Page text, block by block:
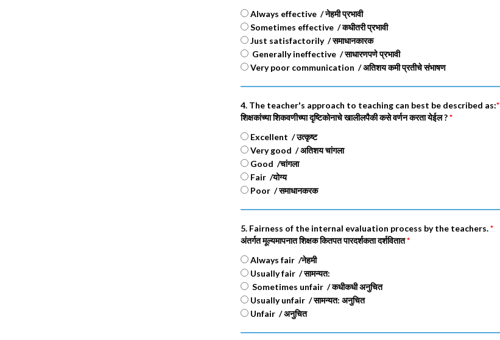
Always effective / नेहमी प्रभावी
Sometimes effective / कधीतरी प्रभावी
Just satisfactorily / समाधानकारक
Generally ineffective / साधारणपणे प्रभावी
Very poor communication / अतिशय कमी प्रतीचे संभाषण
4. The teacher's approach to teaching can best be described as:*
शिक्षकांच्या शिकवणीच्या दृष्टिकोनाचे खालीलपैकी कसे वर्णन करता येईल ?*
Excellent / उत्कृष्ट
Very good / अतिशय चांगला
Good /चांगला
Fair /योग्य
Poor / समाधानकरक
5. Fairness of the internal evaluation process by the teachers.*
अंतर्गत मूल्यमापनात शिक्षक कितपत पारदर्शकता दर्शवितात*
Always fair /नेहमी
Usually fair / सामन्यत:
Sometimes unfair / कधीकधी अनुचित
Usually unfair / सामन्यत: अनुचित
Unfair / अनुचित